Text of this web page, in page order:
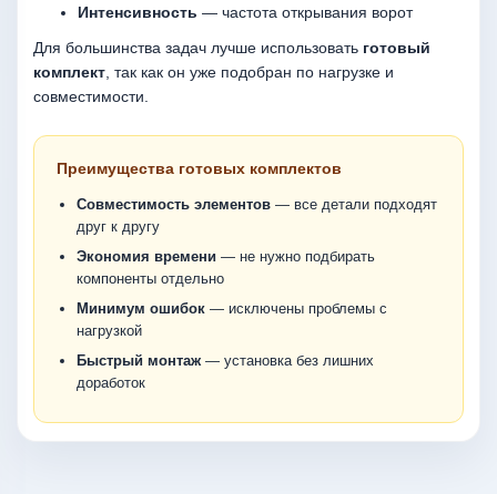
Интенсивность — частота открывания ворот
Для большинства задач лучше использовать готовый
комплект , так как он уже подобран по нагрузке и
совместимости.
Преимущества готовых комплектов
Совместимость элементов — все детали подходят
друг к другу
Экономия времени — не нужно подбирать
компоненты отдельно
Минимум ошибок — исключены проблемы с
нагрузкой
Быстрый монтаж — установка без лишних
доработок